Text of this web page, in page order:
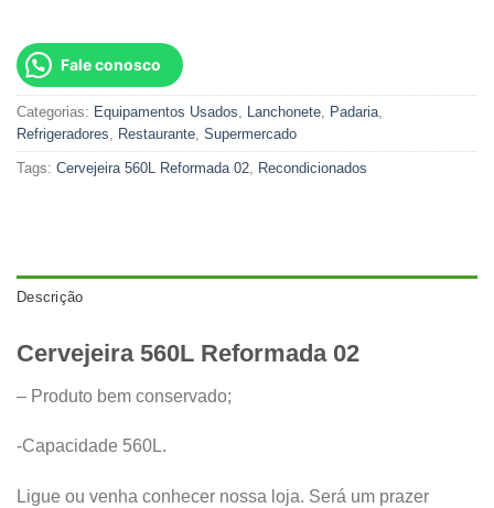
Fale conosco
Categorias: Equipamentos Usados Lanchonete Padaria
Refrigeradores
Restaurante Supermercado
Tags: Cervejeira 560L Reformada 02 Recondicionados
Descrição
Cervejeira 560L Reformada 02
– Produto bem conservado;
-Capacidade 560L.
Ligue ou venha conhecer nossa loja. Será um prazer